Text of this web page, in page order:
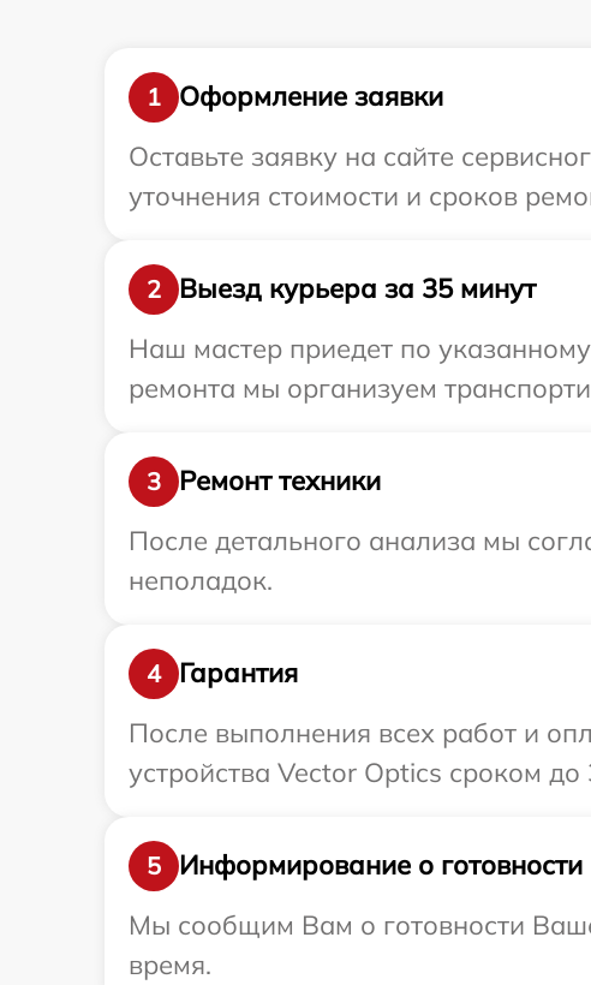
1
Оформление заявки
Оставьте заявку на сайте
уточнения стоимости и сроков
2
Выезд курьера за 35 минут
Наш мастер приедет по
ремонта мы организуем
3
Ремонт техники
После детального анализа мы
неполадок.
4
Гарантия
После выполнения всех работ и
устройства Vector Optics сроком до
5
Информирование о готовности
Мы сообщим Вам о готовности
время.